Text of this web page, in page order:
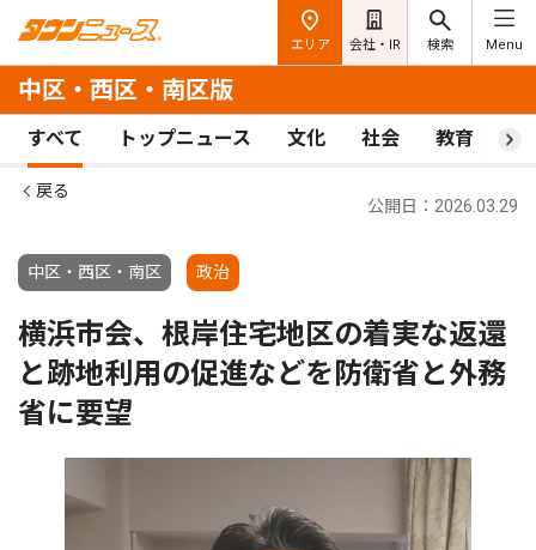
エリア 会社・IR 検索 Menu
中区・西区・南区版
すべて トップニュース 文化 社会 教育 ス
戻る
中区・西区・南区 政治
公開日：2026.03.29
横浜市会、根岸住宅地区の着実な返還
と跡地利用の促進などを防衛省と外務
省に要望